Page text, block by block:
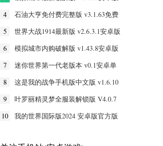
4
石油大亨免付费完整版 v3.1.63免费
5
世界大战1914最新版 v2.6.3.1安卓版
6
模拟城市内购破解版 v1.43.8安卓版
7
迷你世界第一代老版本 v0.1安卓单
8
这是我的战争手机版中文版 v1.6.10
9
叶罗丽精灵梦全服装解锁版 V4.0.7
10 我的世界国际版2024 安卓版官方版